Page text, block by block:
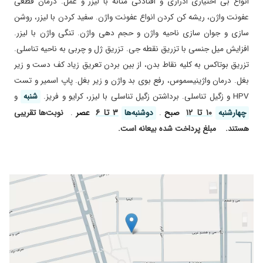
راضی هستم
اولین جلسه را داشتم، هنوز بازخوردی ندارم، انشالله
جلسات آینده نظرم را خواهم گفت
۱۴۰۴/۰۹/۱۹
کیست داشتم ۱۴۰۳/۱۰/۲۳
هستن به خانوم دکتر رجوع کردیم بسیار با اخلاق
بسیار صبور و دلسوز مشکل مامان منو حل کردن خدا
براشون بهترین ها رو بخاد
۱۴۰۴/۰۲/۱۶
عفونت داشتم موقتی خوب شدم
شد اینقدر بدون درد باشه واقعا دستشون سبکه
قیمت هم عالی نتیجه هم عالی
۱۴۰۴/۰۴/۲۳
من خارش و سوزش شدید و عفونت داشتم که
خدارو شکر به لطف خانم دکتر کلا بر طرف شد
۱۳۹۹/۰۴/۲۱
۱۴۰۴/۰۱/۳۱
عفونت واژن، ریشه کن کردن انواع عفونت واژن. سفید کردن با لیزر، روشن
سازی و جوان سازی ناحیه واژن و حجم دهی واژن. تنگی واژن با لیزر.
افزایش میل جنسی با تزریق نقطه جی. تزریق ژل و چربی به ناحیه تناسلی.
تزریق بوتاکس به کلیه نقاط بدن، از بین بردن تعریق زیاد کف دست و زیر
بغل. درمان واژینیسموس، رفع بوی بد واژن و زیر بغل. پاپ اسمیر و تست
HPV و زگیل تناسلی. برداشتن زگیل تناسلی با لیزر، کرایو و فریز.
شنبه و
چهارشنبه ۱۰ تا ۱۲ صبح . دوشنبه‌ها ۳ تا ۶ عصر .
نوبت‌ها تقریبی
هستند.
مبلغ پرداخت شده بیعانه است.